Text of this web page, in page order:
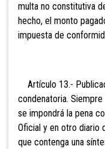
multa no constitutiva
hecho, el monto
impuesta de
Artículo 13.-
condenatoria.
se impondrá la pena
Oficial y en otro diario
que contenga una